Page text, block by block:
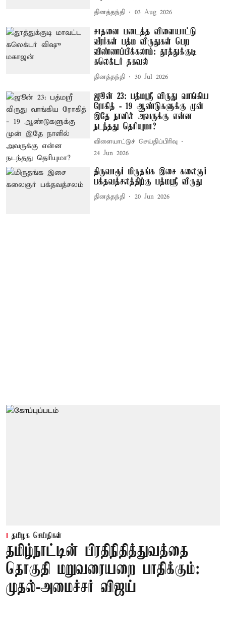
தினத்தந்தி 03 Aug 2026
சாதனை படைத்த விளையாட்டு
வீரர்கள் பத்ம விருதுகள் பெற
விண்ணப்பிக்கலாம்: தூத்துக்குடி
கலெக்டர் தகவல்
தினத்தந்தி 30 Jul 2026
ஜூன் 23: பத்மஸ்ரீ விருது வாங்கிய
ரோகித் - 19 ஆண்டுகளுக்கு முன்
இதே நாளில் அவருக்கு என்ன
நடந்தது தெரியுமா?
விளையாட்டுச் செய்திப்பிரிவு
24 Jun 2026
திருவாரூர் மிருதங்க இசை கலைஞர்
பக்தவத்சலத்திற்கு பத்மஸ்ரீ விருது
தினத்தந்தி 20 Jun 2026
தமிழக செய்திகள்
தமிழ்நாட்டின் பிரதிநிதித்துவத்தை
தொகுதி மறுவரையறை பாதிக்கும்:
முதல்-அமைச்சர் விஜய்